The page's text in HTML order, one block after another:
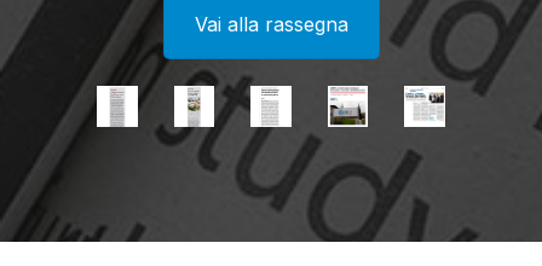
Vai alla rassegna